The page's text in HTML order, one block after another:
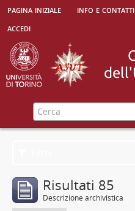
pagina iniziale info e contatti
accedi
Risultati 85
Descrizione archivistica